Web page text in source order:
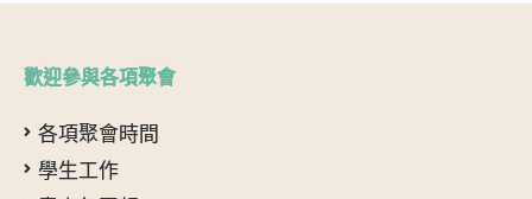
歡迎參與各項聚會
各項聚會時間
學生工作